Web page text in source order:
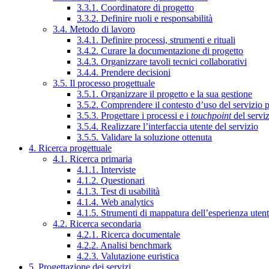
3.3.1. Coordinatore di progetto
3.3.2. Definire ruoli e responsabilità
3.4. Metodo di lavoro
3.4.1. Definire processi, strumenti e rituali
3.4.2. Curare la documentazione di progetto
3.4.3. Organizzare tavoli tecnici collaborativi
3.4.4. Prendere decisioni
3.5. Il processo progettuale
3.5.1. Organizzare il progetto e la sua gestione
3.5.2. Comprendere il contesto d’uso del servizio
3.5.3. Progettare i processi e i touchpointdel
3.5.4. Realizzare l’interfaccia utente del servizio
3.5.5. Validare la soluzione ottenuta
4. Ricerca progettuale
4.1. Ricerca primaria
4.1.1. Interviste
4.1.2. Questionari
4.1.3. Test di usabilità
4.1.4. Web analytics
4.1.5. Strumenti di mappatura dell’esperienza
4.2. Ricerca secondaria
4.2.1. Ricerca documentale
4.2.2. Analisi benchmark
4.2.3. Valutazione euristica
5. Progettazione dei servizi